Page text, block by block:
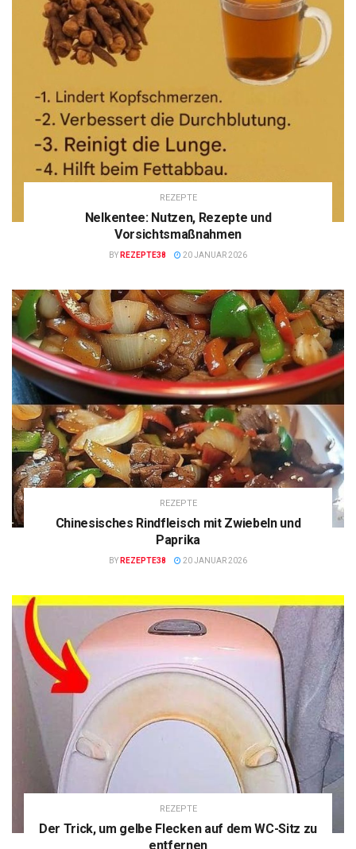
REZEPTE
Nelkentee: Nutzen, Rezepte und
Vorsichtsmaßnahmen
BY REZEPTE38 20 JANUAR 2026
REZEPTE
Chinesisches Rindfleisch mit Zwiebeln und
Paprika
BY REZEPTE38 20 JANUAR 2026
REZEPTE
Der Trick, um gelbe Flecken auf dem WC-Sitz zu
entfernen